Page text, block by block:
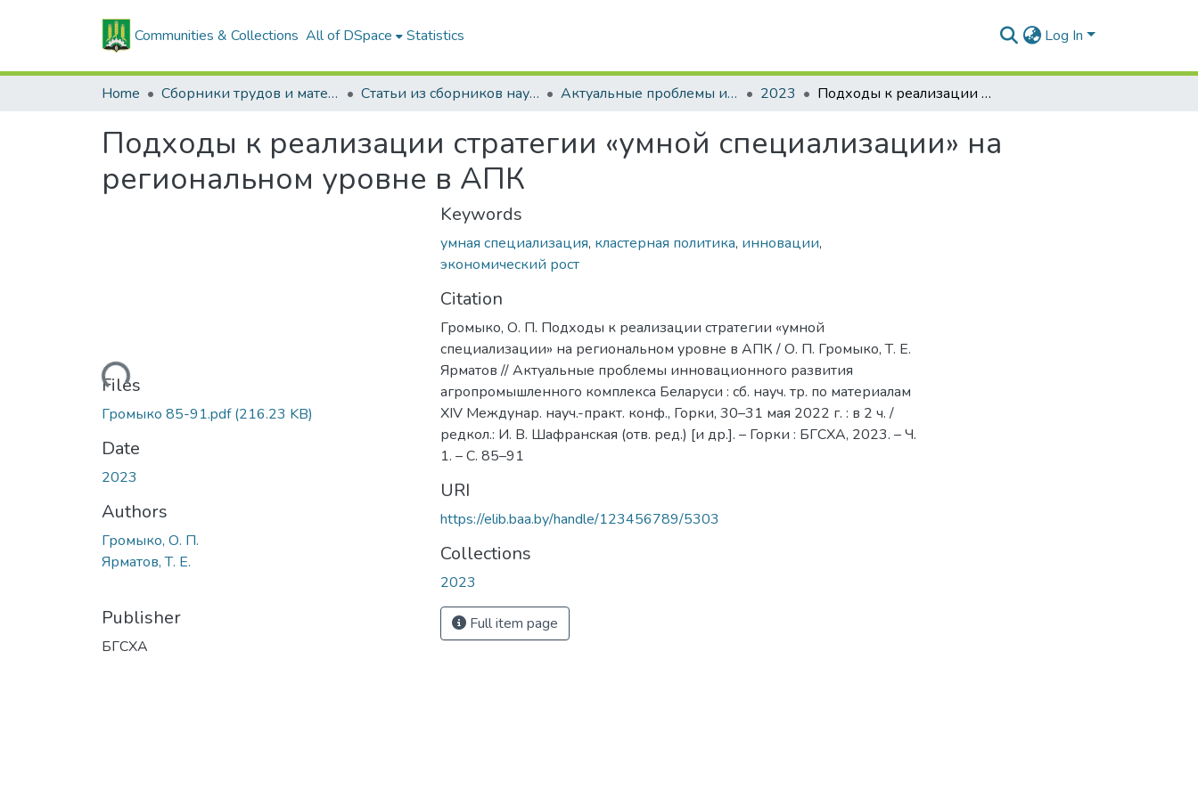
Communities & Collections All of DSpace Statistics Log In
Home Сборники трудов и материалов конференций Статьи из сборников научных трудов Актуальные проблемы инновационного развития агропромышленного комплекса Беларуси 2023 Подходы к реализации стратегии «умной специализации» на региональном уровне в АПК
Подходы к реализации стратегии «умной специализации» на
региональном уровне в АПК
Loading...
Files
Громыко 85-91.pdf(216.23 KB)
Date
2023
Authors
Громыко, О. П.
Ярматов, Т. Е.
Publisher
БГСХА
Keywords
умная специализация, кластерная политика, инновации,
экономический рост
Citation
Громыко, О. П. Подходы к реализации стратегии «умной
специализации» на региональном уровне в АПК / О. П. Громыко, Т. Е.
Ярматов // Актуальные проблемы инновационного развития
агропромышленного комплекса Беларуси : сб. науч. тр. по материалам
XIV Междунар. науч.-практ. конф., Горки, 30–31 мая 2022 г. : в 2 ч. /
редкол.: И. В. Шафранская (отв. ред.) [и др.]. – Горки : БГСХА, 2023. – Ч.
1. – С. 85–91
URI
https://elib.baa.by/handle/123456789/5303
Collections
2023
Full item page